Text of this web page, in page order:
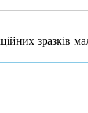
зразків